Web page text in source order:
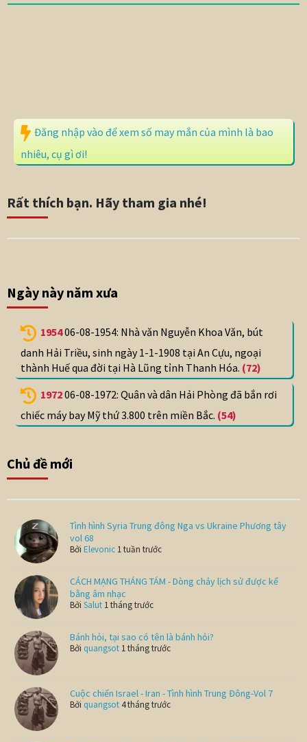
Đăng nhập vào để xem số may mắn của mình là bao
nhiêu, cụ gì ơi!
Rất thích bạn. Hãy tham gia nhé!
Ngày này năm xưa
195406-08-1954: Nhà vǎn Nguyễn Khoa Vǎn, bút
danh Hải Triều, sinh ngày 1-1-1908 tại An Cựu, ngoại
thành Huế qua đời tại Hà Lũng tỉnh Thanh Hóa. (72)
197206-08-1972: Quân và dân Hải Phòng đã bắn rơi
chiếc máy bay Mỹ thứ 3.800 trên miền Bắc. (54)
Chủ đề mới
Tình hình Syria Trung đông Nga vs Ukraine Phương tây
vol 68
BởiElevonic 1 tuần trước
CÁCH MẠNG THÁNG TÁM - Dòng chảy lịch sử được kể
bằng âm nhạc
BởiSalut 1 tháng trước
Bánh hỏi, tại sao có tên là bánh hỏi?
Bởi quangsot 1 tháng trước
Cuộc chiến Israel - Iran - Tình hình Trung Đông-Vol 7
Bởi quangsot 4 tháng trước